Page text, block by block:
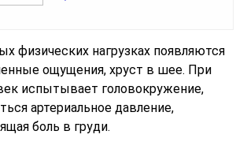
физических нагрузках появляются
ощущения, хруст в шее. При
испытывает головокружение,
артериальное давление,
боль в груди.